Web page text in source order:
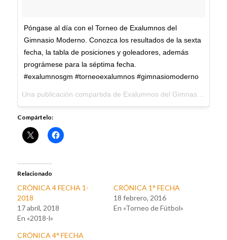
Póngase al día con el Torneo de Exalumnos del
Gimnasio Moderno. Conozca los resultados de la sexta
fecha, la tabla de posiciones y goleadores, además
prográmese para la séptima fecha.
#exalumnosgm #torneoexalumnos #gimnasiomoderno
Una publicación compartida de Exalumnos del Gimnasio Moderno
Compártelo:
Relacionado
CRÓNICA 4 FECHA 1-
2018
17 abril, 2018
En «2018-l»
CRÓNICA 1° FECHA
18 febrero, 2016
En «Torneo de Fútbol»
CRÓNICA 4° FECHA